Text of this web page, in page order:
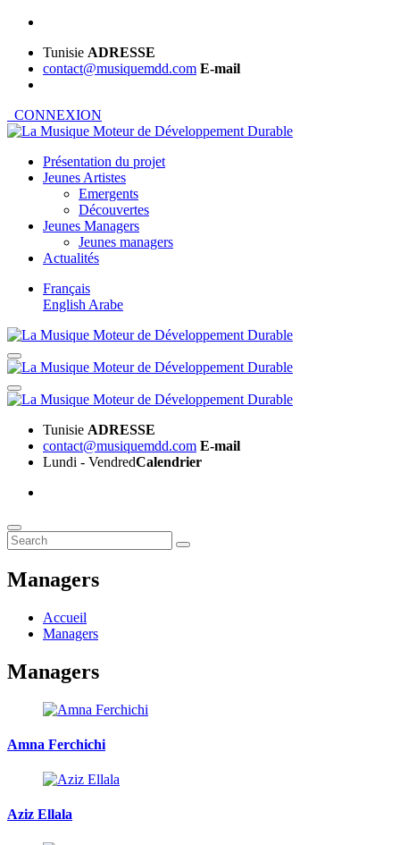
Tunisie ADRESSE
contact@musiquemdd.com E-mail
CONNEXION
Présentation du projet
Jeunes Artistes
Emergents
Découvertes
Jeunes Managers
Jeunes managers
Actualités
Français
English Arabe
Tunisie ADRESSE
contact@musiquemdd.com E-mail
Lundi - VendredCalendrier
Managers
Accueil
Managers
Managers
Amna Ferchichi
Aziz Ellala